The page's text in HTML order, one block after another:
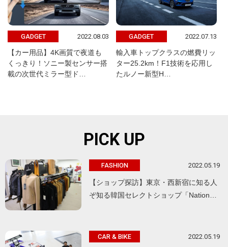
GADGET 2022.08.03
【カー用品】4K画質で夜道も
くっきり！ソニー製センサー搭
載の次世代ミラー型ド…
GADGET 2022.07.13
輸入車トップクラスの燃費リッ
ター25.2km！F1技術を応用し
たルノー新型H…
PICK UP
FASHION 2022.05.19
【ショップ探訪】東京・西新宿に知る人
ぞ知る韓国セレクトショップ「Nation…
CAR & BIKE 2022.05.19